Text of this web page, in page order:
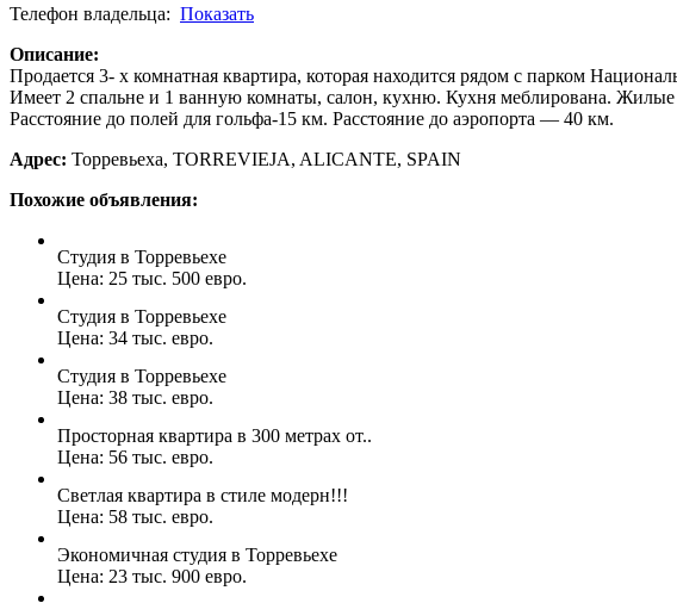
Телефон владельца: Показать
Описание:
Продается 3- х комнатная квартира, которая находится рядом с парком
Имеет 2 спальне и 1 ванную комнаты, салон, кухню. Кухня меблирована. Жилые
Расстояние до полей для гольфа-15 км. Расстояние до аэропорта — 40 км.
Адрес: Торревьеха, TORREVIEJA, ALICANTE, SPAIN
Похожие объявления:
Студия в Торревьехе
Цена: 25 тыс. 500 евро.
Студия в Торревьехе
Цена: 34 тыс. евро.
Студия в Торревьехе
Цена: 38 тыс. евро.
Просторная квартира в 300 метрах от..
Цена: 56 тыс. евро.
Светлая квартира в стиле модерн!!!
Цена: 58 тыс. евро.
Экономичная студия в Торревьехе
Цена: 23 тыс. 900 евро.